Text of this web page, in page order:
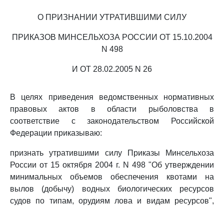
О ПРИЗНАНИИ УТРАТИВШИМИ СИЛУ
ПРИКАЗОВ МИНСЕЛЬХОЗА РОССИИ ОТ 15.10.2004
N 498
И ОТ 28.02.2005 N 26
В целях приведения ведомственных нормативных
правовых актов в области рыболовства в
соответствие с законодательством Российской
Федерации приказываю:
признать утратившими силу Приказы Минсельхоза
России от 15 октября 2004 г. N 498 "Об утверждении
минимальных объемов обеспечения квотами на
вылов (добычу) водных биологических ресурсов
судов по типам, орудиям лова и видам ресурсов",